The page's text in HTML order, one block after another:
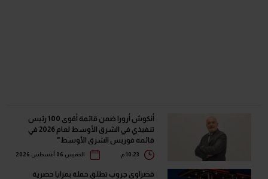
أنكوش أرورا ضمن قائمة أقوى 100 رئيس
تنفيذي في الشرق الأوسط لعام 2026 في
قائمة فوربس الشرق الأوسط"
الخميس 06 أغسطس 2026
قصراوي جروب تطلق حملة بمزايا حصرية